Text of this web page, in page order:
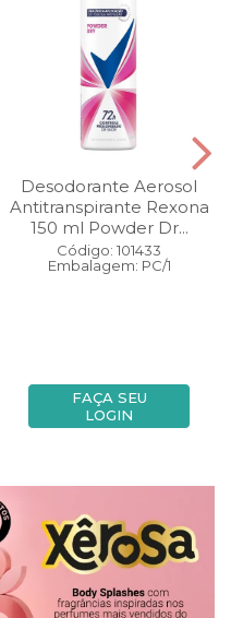
Desodorante Aerosol
Antitranspirante Rexona
150 ml Powder Dr...
Código: 101433
Embalagem: PC/1
FAÇA SEU
LOGIN